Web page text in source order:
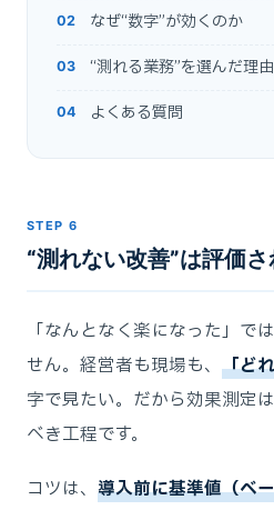
なぜ“数字”が効くのか
“測れる業務”を選んだ理
よくある質問
STEP 6
“測れない改善”は評価
「なんとなく楽になった」で
せん。経営者も現場も、 「ど
字で見たい。だから効果測定
べき工程です。
コツは、 導入前に基準値（ベ